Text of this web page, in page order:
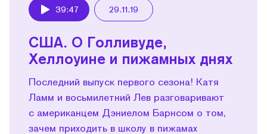
39:47 29.11.19
США. О Голливуде,
Хеллоуине и пижамных днях
Последний выпуск первого сезона! Катя
Ламм и восьмилетний Лев разговаривают
с американцем Дэниелом Барнсом о том,
зачем приходить в школу в пижамах